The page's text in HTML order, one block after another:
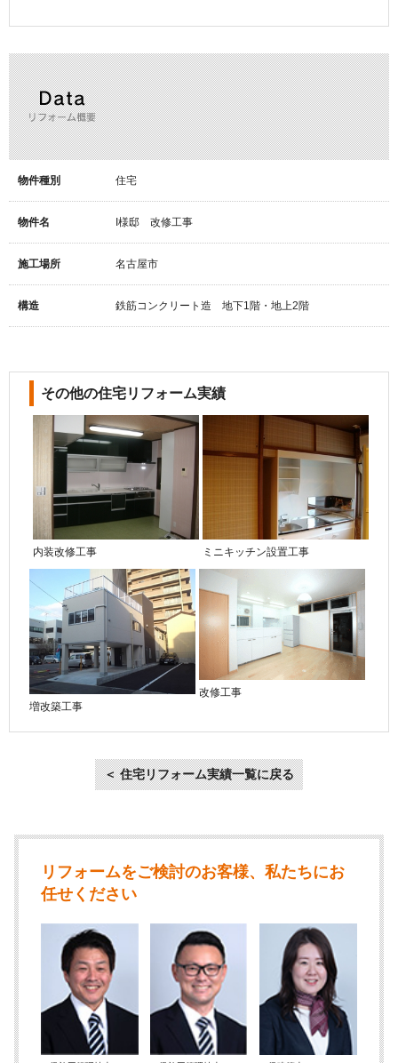
リフォーム概要
物件種別 住宅
物件名 I様邸 改修工事
施工場所 名古屋市
構造 鉄筋コンクリート造 地下1階・地上2階
その他の住宅リフォーム実績
内装改修工事 ミニキッチン設置工事
増改築工事
改修工事
＜ 住宅リフォーム実績一覧に戻る
リフォームをご検討のお客様、私たちにお
任せください